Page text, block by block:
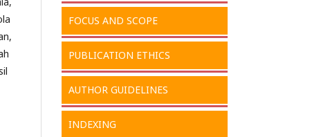
FOCUS AND SCOPE
PUBLICATION ETHICS
AUTHOR GUIDELINES
INDEXING